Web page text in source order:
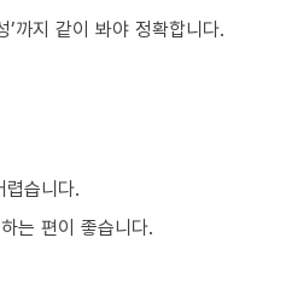
’까지 같이 봐야 정확합니다.
습니다.
는 편이 좋습니다.